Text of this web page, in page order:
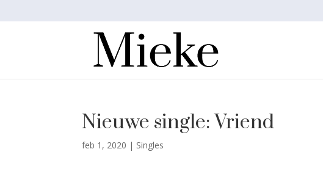
Nieuwe single: Vriend
feb 1, 2020 | Singles